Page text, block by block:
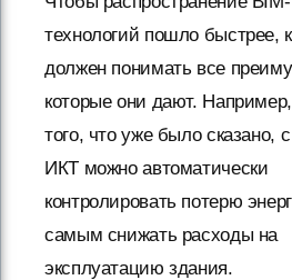
технологий пошло быстрее,
должен понимать все
которые они дают.
того, что уже было сказано,
ИКТ можно автоматически
контролировать потерю
самым снижать расходы на
эксплуатацию здания.